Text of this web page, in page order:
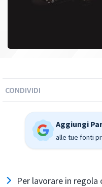
CONDIVIDI
Aggiungi
alle tue fonti
Per lavorare in